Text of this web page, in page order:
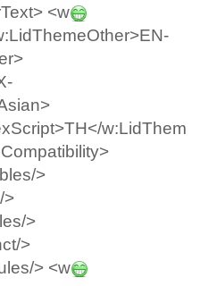
<w
w:LidThem
>
>
>
>
> <w